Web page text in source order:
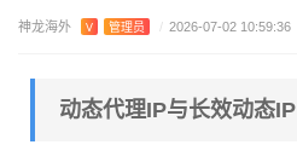
神龙海外 V 管理员 / 2026-07-02 10:59:36
动态代理IP与长效动态